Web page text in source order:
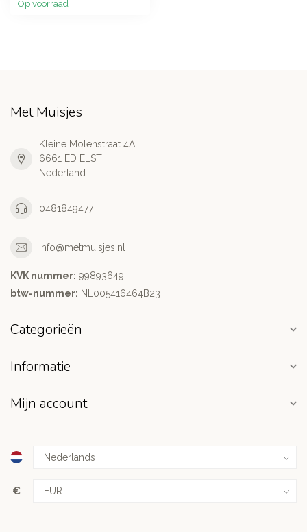
Op voorraad
Met Muisjes
Kleine Molenstraat 4A
6661 ED ELST
Nederland
0481849477
info@metmuisjes.nl
KVK nummer: 99893649
btw-nummer: NL005416464B23
Categorieën
Informatie
Mijn account
€